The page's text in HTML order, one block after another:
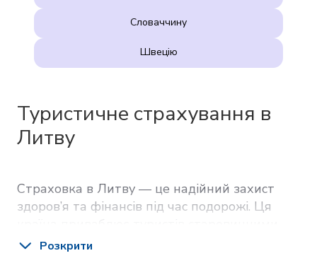
Словаччину
Швецію
Туристичне страхування в
Литву
Страховка в Литву — це надійний захист
здоров’я та фінансів під час подорожі. Ця
містами, Балтійським морем, національними
Розкрити